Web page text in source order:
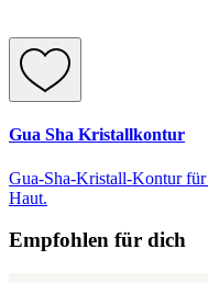
Gua Sha Kristallkontur
Gua-Sha-Kristall-Kontur für
Haut.
Empfohlen für dich